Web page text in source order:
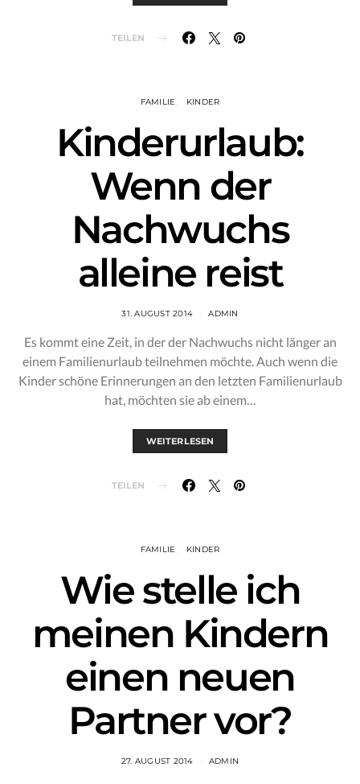
TEILEN
FAMILIE KINDER
Kinderurlaub:
Wenn der
Nachwuchs
alleine reist
31. AUGUST 2014 ADMIN
Es kommt eine Zeit, in der der Nachwuchs nicht länger an
einem Familienurlaub teilnehmen möchte. Auch wenn die
Kinder schöne Erinnerungen an den letzten Familienurlaub
hat, möchten sie ab einem…
WEITERLESEN
TEILEN
FAMILIE KINDER
Wie stelle ich
meinen Kindern
einen neuen
Partner vor?
27. AUGUST 2014 ADMIN